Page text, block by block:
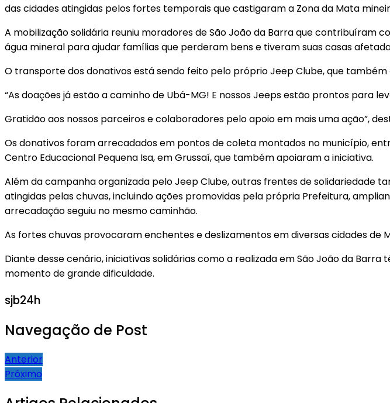
das cidades atingidas pelos fortes temporais que castigaram a Zona da Mata
A mobilização solidária reuniu moradores de São João da Barra que contribuíram
água mineral para ajudar famílias que perderam bens e tiveram suas casas
O transporte dos donativos está sendo feito pelo próprio Jeep Clube, que
“As doações já estão a caminho de Ubá-MG! E nossos Jeeps estão prontos para
Gratidão aos nossos parceiros e colaboradores pelo apoio em mais uma ação”,
Os donativos foram arrecadados em pontos de coleta montados no município,
Centro Educacional Pequena Isa, em Grussaí, que também apoiaram a iniciativa.
Além da campanha organizada pelo Jeep Clube, outras frentes de solidariedade
atingidas pelas chuvas, incluindo ações promovidas pela própria Prefeitura,
arrecadação seguiu no mesmo caminhão.
As fortes chuvas provocaram enchentes e deslizamentos em diversas cidades de
Diante desse cenário, iniciativas solidárias como a realizada em São João da
momento de grande dificuldade.
sjb24h
Navegação de Post
Anterior
Próximo